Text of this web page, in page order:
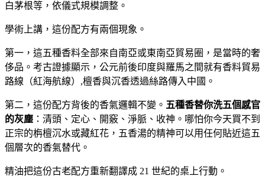
白茅根等，依儀式規模調整。
學術上講，這份配方有兩個現象。
第一，這五種香料全部來自南亞或東南亞貿易圈，是當時的奢
侈品。考古證據顯示，公元前後印度與羅馬之間就有香料貿易
路線（紅海航線）,檀香與沉香透過絲路傳入中國。
第二，這份配方背後的香氣邏輯不變。 五種香替你洗五個感官
的灰塵 ：清頭、定心、開竅、淨脈、收神。哪怕你今天買不到
正宗的栴檀沉水或藏紅花，五香湯的精神可以用任何貼近這五
個層次的香氣替代。
精油把這份古老配方重新翻譯成 21 世紀的桌上行動。